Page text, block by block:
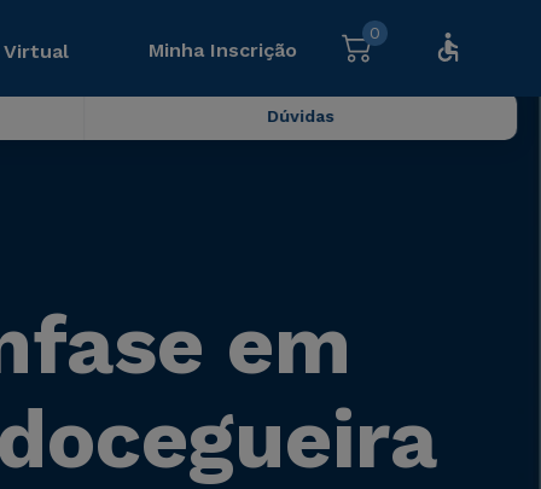
Virtual Minha Inscrição
0
Dúvidas
em